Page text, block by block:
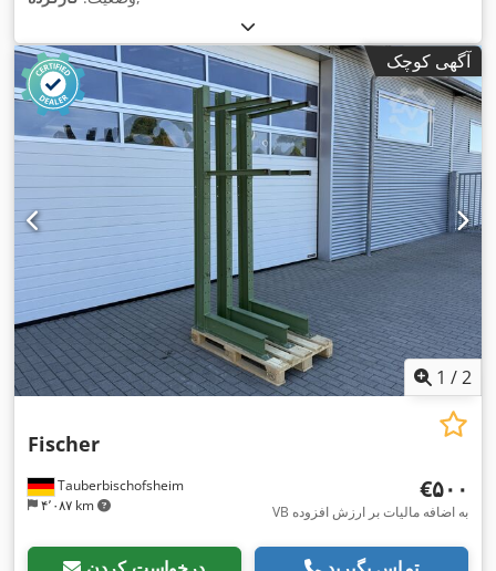
آگهی کوچک
1 /2
Tauberbischofsheim
۴٬۰۸۷ km
Fischer
‎€۵۰۰
VB به اضافه مالیات بر ارزش افزوده